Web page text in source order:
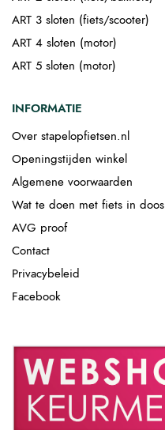
ART 3 sloten (fiets/scooter)
ART 4 sloten (motor)
ART 5 sloten (motor)
INFORMATIE
Over stapelopfietsen.nl
Openingstijden winkel
Algemene voorwaarden
Wat te doen met fiets in doos
AVG proof
Contact
Privacybeleid
Facebook